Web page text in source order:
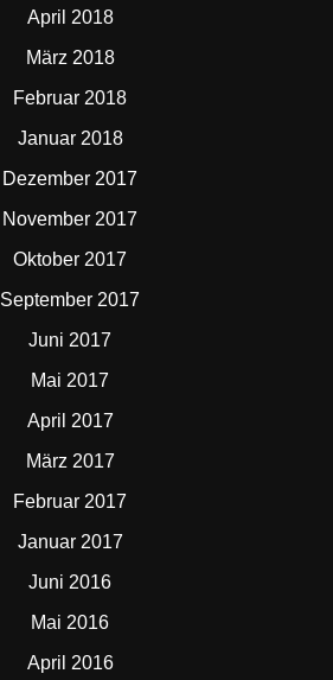
April 2018
März 2018
Februar 2018
Januar 2018
Dezember 2017
November 2017
Oktober 2017
September 2017
Juni 2017
Mai 2017
April 2017
März 2017
Februar 2017
Januar 2017
Juni 2016
Mai 2016
April 2016